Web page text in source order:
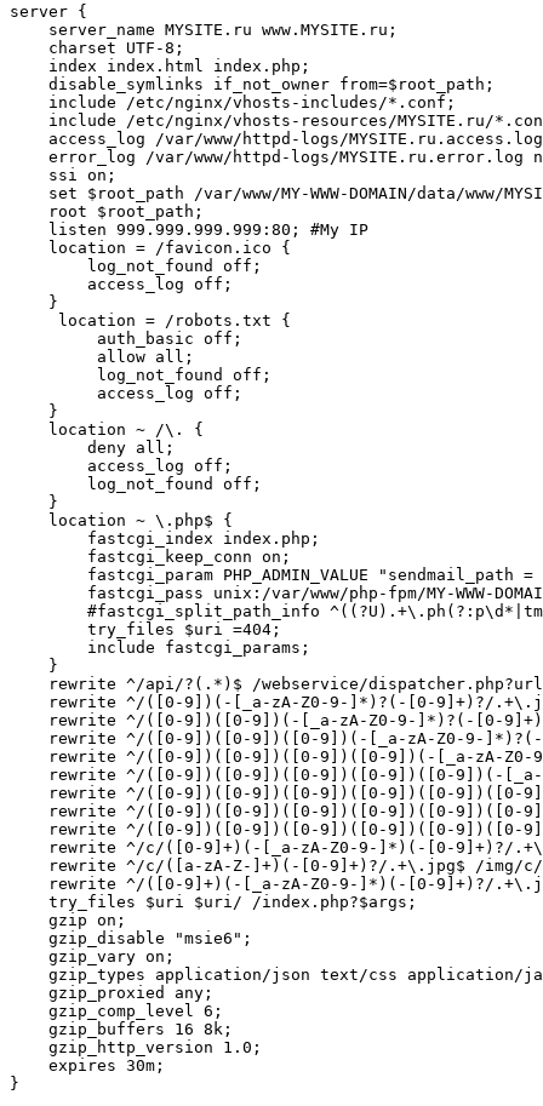
server {
    server_name MYSITE.ru www.MYSITE.ru;
    charset UTF-8;
    index index.html index.php;
    disable_symlinks if_not_owner from=$root_path;
    include /etc/nginx/vhosts-includes/*.conf;
include /etc/nginx/vhosts-resources/MYSITE.ru/
access_log /var/www/httpd-logs/
error_log /var/www/httpd-logs/MYSITE.ru.error.log
    ssi on;
set $root_path /var/www/MY-WWW-DOMAIN/data/www/
    root $root_path;
    listen 999.999.999.999:80; #My IP
    location = /favicon.ico {
        log_not_found off;
        access_log off;
    }
     location = /robots.txt {
         auth_basic off;
         allow all;
         log_not_found off;
         access_log off;
    }
    location ~ /\. {
        deny all;
        access_log off;
        log_not_found off;
    }
    location ~ \.php$ {
        fastcgi_index index.php;
        fastcgi_keep_conn on;
fastcgi_param PHP_ADMIN_VALUE "sendmail_path
fastcgi_pass unix:/var/www/php-fpm/MY-WWW-
#fastcgi_split_path_info
        try_files $uri =404;
        include fastcgi_params;
    }
rewrite ^/api/?(.*)$ /webservice/
rewrite ^/([0-9])(-[_a-zA-Z0-9-]*)?(-[0-9]+)?/
rewrite ^/([0-9])([0-9])(-[_a-zA-Z0-9-]*)?(-[0-
rewrite ^/([0-9])([0-9])([0-9])(-[_a-zA-Z0-9-
rewrite ^/([0-9])([0-9])([0-9])([0-9])(-[_a-zA-
rewrite ^/([0-9])([0-9])([0-9])([0-9])([0-9])(-
rewrite ^/([0-9])([0-9])([0-9])([0-9])([0-9])([0-
rewrite ^/([0-9])([0-9])([0-9])([0-9])([0-9])([0-
rewrite ^/([0-9])([0-9])([0-9])([0-9])([0-9])([0-
rewrite ^/c/([0-9]+)(-[_a-zA-Z0-9-]*)(-[0-9]+)?/
rewrite ^/c/([a-zA-Z-]+)(-[0-9]+)?/.+\.jpg$ /img/
rewrite ^/([0-9]+)(-[_a-zA-Z0-9-]*)(-[0-9]+)?/
    try_files $uri $uri/ /index.php?$args;
    gzip on;
    gzip_disable "msie6";
    gzip_vary on;
gzip_types application/json text/css application/
    gzip_proxied any;
    gzip_comp_level 6;
    gzip_buffers 16 8k;
    gzip_http_version 1.0;
    expires 30m;
}